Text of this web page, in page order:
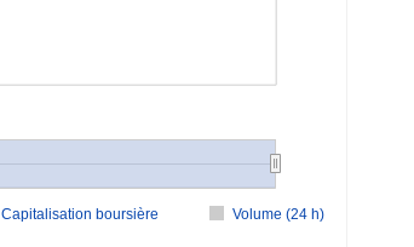
Capitalisation boursière Volume (24 h)